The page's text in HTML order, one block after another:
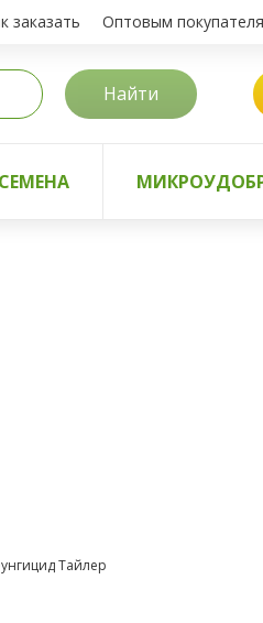
заказать Оптовым
Найти
СЕМЕНА
Тайлер